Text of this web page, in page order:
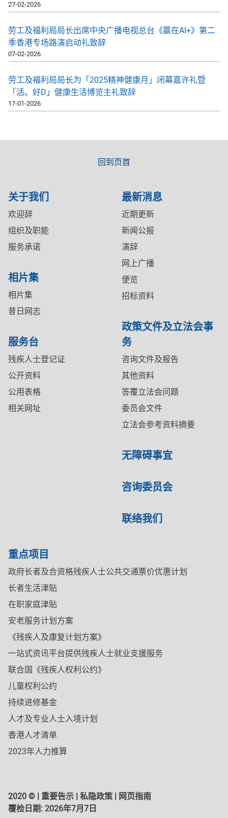
27-02-2026
劳工及福利局局长出席中央广播电视总台《赢在AI+》第二
季香港专场路演启动礼致辞
07-02-2026
劳工及福利局局长为「2025精神健康月」闭幕嘉许礼暨
「活。好D」健康生活博览主礼致辞
17-01-2026
回到页首
关于我们
欢迎辞
组织及职能
服务承诺
相片集
相片集
昔日网志
服务台
残疾人士登记证
公开资料
公用表格
相关网址
最新消息
近期更新
新闻公报
演辞
网上广播
便览
招标资料
政策文件及立法会事
务
咨询文件及报告
其他资料
答覆立法会问题
委员会文件
立法会参考资料摘要
无障碍事宜
咨询委员会
联络我们
重点项目
政府长者及合资格残疾人士公共交通票价优惠计划
长者生活津贴
在职家庭津贴
安老服务计划方案
《残疾人及康复计划方案》
一站式资讯平台提供残疾人士就业支援服务
联合国《残疾人权利公约》
儿童权利公约
持续进修基金
人才及专业人士入境计划
香港人才清单
2023年人力推算
2020 © | 重要告示 | 私隐政策 | 网页指南
覆检日期: 2026年7月7日